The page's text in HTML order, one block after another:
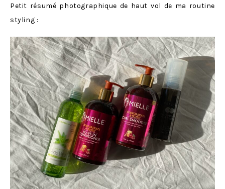
Petit résumé photographique de haut vol de ma routine
styling :